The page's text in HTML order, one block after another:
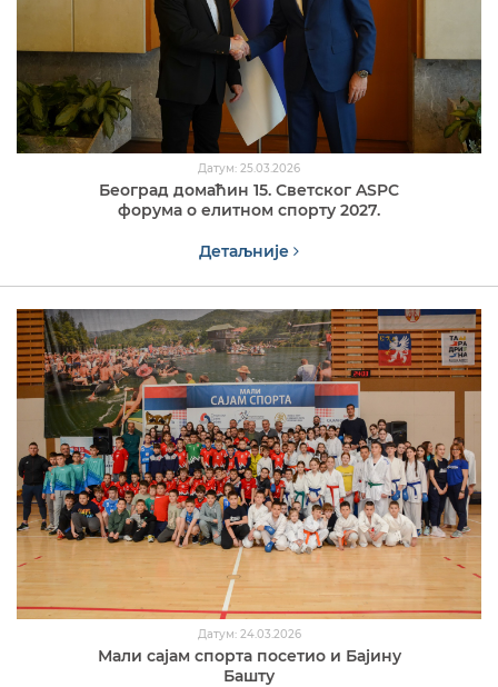
Датум: 25.03.2026
Београд домаћин 15. Светског ASPC
форума о елитном спорту 2027.
Детаљније
Датум: 24.03.2026
Мали сајам спорта посетио и Бајину
Башту